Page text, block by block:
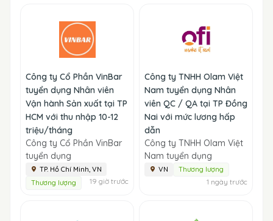
Công ty Cổ Phần VinBar
tuyển dụng Nhân viên
Vận hành Sản xuất tại TP
HCM với thu nhập 10-12
triệu/tháng
Công ty Cổ Phần VinBar
tuyển dụng
TP. Hồ Chí Minh, VN
Thương lượng
19 giờ trước
Công ty TNHH Olam Việt
Nam tuyển dụng Nhân
viên QC / QA tại TP Đồng
Nai với mức lương hấp
dẫn
Công ty TNHH Olam Việt
Nam tuyển dụng
VN Thương lượng
1 ngày trước